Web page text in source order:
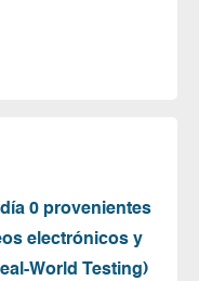
0 provenientes
electrónicos y
World Testing)